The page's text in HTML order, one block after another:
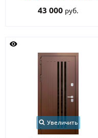
43 000 руб.
Увеличить